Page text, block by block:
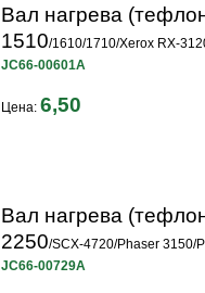
Вал нагрева
1510/1610/1710/Xerox RX-
JC66-00601A
Цена: 6,50
Вал нагрева
2250/SCX-4720/Phaser 3150/
JC66-00729A